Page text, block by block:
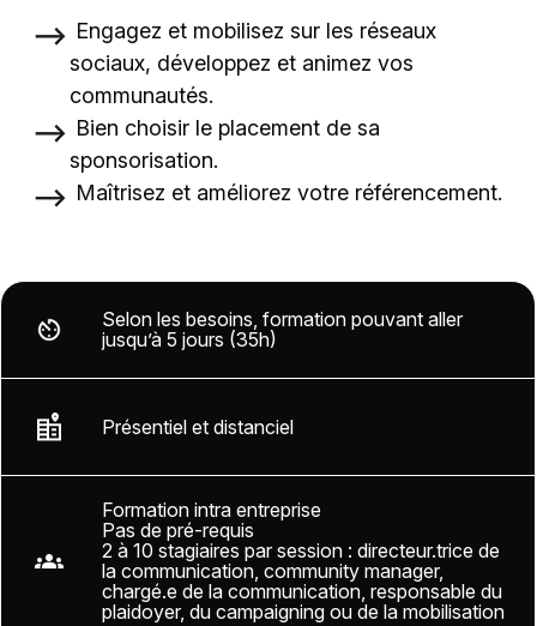
Engagez et mobilisez sur les réseaux
sociaux, développez et animez vos
communautés.
Bien choisir le placement de sa
sponsorisation.
Maîtrisez et améliorez votre référencement.
Selon les besoins, formation pouvant aller
jusqu’à 5 jours (35h)
Présentiel et distanciel
Formation intra entreprise
Pas de pré-requis
2 à 10 stagiaires par session : directeur.trice de
la communication, community manager,
chargé.e de la communication, responsable du
plaidoyer, du campaigning ou de la mobilisation